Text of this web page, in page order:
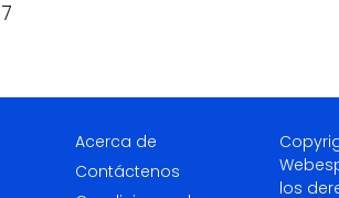
Acerca de
Contáctenos
los